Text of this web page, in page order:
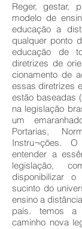
Reger, gestar,
modelo de
educação a
qualquer ponto
educação de
diretrizes de
cionamento de
essas diretrizes
estão baseadas
na legislação
um
Portarias,
Instru¬ções.
entender a
legislação,
disponibilizar o
sucinto do
ensino a
país. temos a
caminho nova